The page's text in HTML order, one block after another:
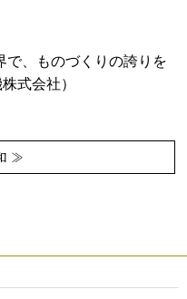
で、ものづくりの誇りを
式会社）
≫